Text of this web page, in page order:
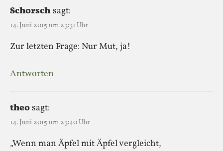
Schorsch sagt:
14. Juni 2015 um 23:31 Uhr
Zur letzten Frage: Nur Mut, ja!
Antworten
theosagt:
14. Juni 2015 um 23:40 Uhr
„Wenn man Äpfel mit Äpfel vergleicht,